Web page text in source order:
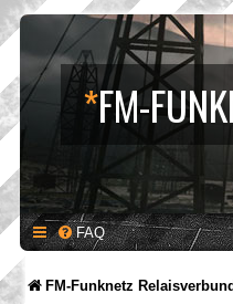
*FM-
FAQ
FM-Funknetz Relaisverbund